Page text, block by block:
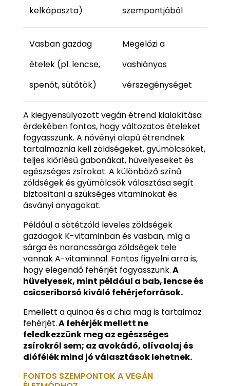
kelkáposzta) szempontjából
Vasban gazdag
ételek (pl. lencse,
spenót, sütőtök)
Megelőzi a
vashiányos
vérszegénységet
A kiegyensúlyozott vegán étrend kialakítása
érdekében fontos, hogy változatos ételeket
fogyasszunk. A növényi alapú étrendnek
tartalmaznia kell zöldségeket, gyümölcsöket,
teljes kiőrlésű gabonákat, hüvelyeseket és
egészséges zsírokat. A különböző színű
zöldségek és gyümölcsök választása segít
biztosítani a szükséges vitaminokat és
ásványi anyagokat.
Például a sötétzöld leveles zöldségek
gazdagok K-vitaminban és vasban, míg a
sárga és narancssárga zöldségek tele
vannak A-vitaminnal. Fontos figyelni arra is,
hogy elegendő fehérjét fogyasszunk.A
hüvelyesek, mint például a bab, lencse és
csicseriborsó kiváló fehérjeforrások.
Emellett a quinoa és a chia mag is tartalmaz
fehérjét.A fehérjék mellett ne
feledkezzünk meg az egészséges
zsírokról sem; az avokádó, olívaolaj és
diófélék mind jó választások lehetnek.
FONTOS SZEMPONTOK A VEGÁN